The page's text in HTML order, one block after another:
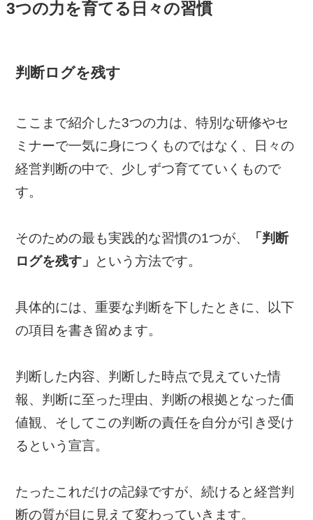
3つの力を育てる日々の習慣
判断ログを残す
ここまで紹介した3つの力は、特別な研修やセ
ミナーで一気に身につくものではなく、日々の
経営判断の中で、少しずつ育てていくもので
す。
そのための最も実践的な習慣の1つが、
「判断
ログを残す」
という方法です。
具体的には、重要な判断を下したときに、以下
の項目を書き留めます。
判断した内容、判断した時点で見えていた情
報、判断に至った理由、判断の根拠となった価
値観、そしてこの判断の責任を自分が引き受け
るという宣言。
たったこれだけの記録ですが、続けると経営判
断の質が目に見えて変わっていきます。